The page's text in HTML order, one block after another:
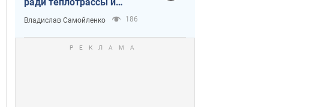
вопреки Генплану
Владислав Самойленко 186